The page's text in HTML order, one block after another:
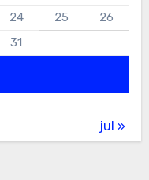
24 25
26
31
jul »